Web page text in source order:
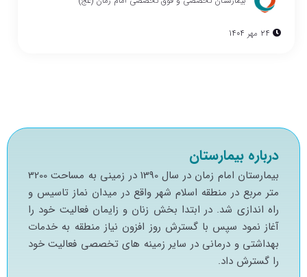
24 مهر 1404
درباره بیمارستان
بيمارستان امام زمان در سال 1390 در زميني به مساحت 3200
متر مربع در منطقه اسلام شهر واقع در ميدان نماز تاسيس و
راه اندازي شد. در ابتدا بخش زنان و زايمان فعاليت خود را
آغاز نمود سپس با گسترش روز افزون نياز منطقه به خدمات
بهداشتي و درماني در ساير زمينه هاي تخصصي فعاليت خود
را گسترش داد.